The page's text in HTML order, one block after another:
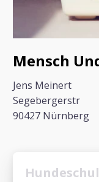
Mensch
Jens Meinert
Segebergerstr
90427 Nürnberg